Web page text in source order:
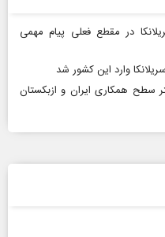
در مقطع فعلی پیام مهمی
وارد این کشور شد
سطح همکاری‌ ایران و ازبکستان